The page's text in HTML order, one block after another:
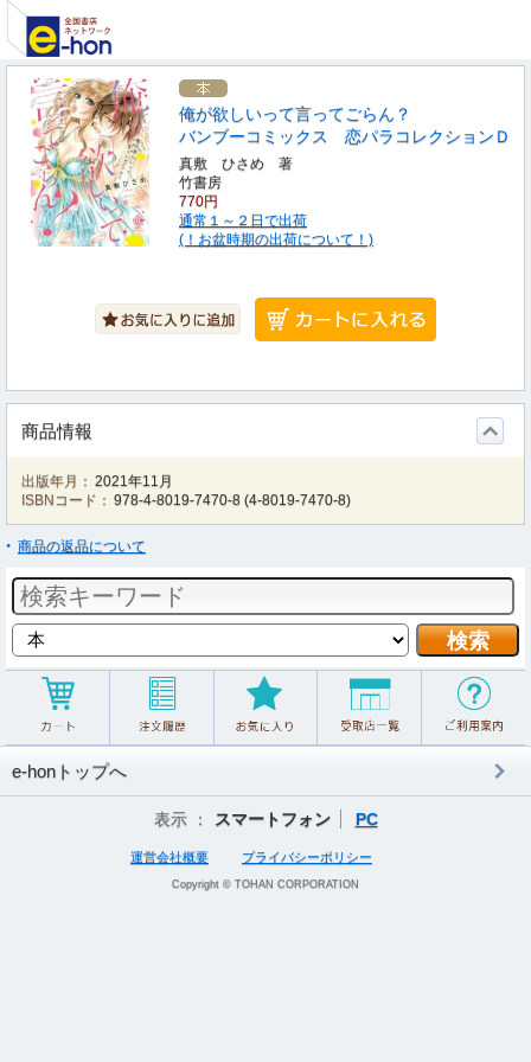
俺が欲しいって言ってごらん？
バンブーコミックス 恋パラコレクションＤ
真敷 ひさめ 著
竹書房
770円
通常１～２日で出荷
(！お盆時期の出荷について！)
商品情報
出版年月： 2021年11月
ISBNコード： 978-4-8019-7470-8 (4-8019-7470-8)
商品の返品について
e-honトップへ
表示 ： スマートフォン PC
運営会社概要 プライバシーポリシー
Copyright © TOHAN CORPORATION